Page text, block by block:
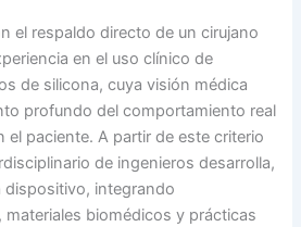
el respaldo directo de un cirujano
en el uso clínico de
de silicona, cuya visión médica
profundo del comportamiento real
paciente. A partir de este criterio
de ingenieros desarrolla,
dispositivo, integrando
biomédicos y prácticas